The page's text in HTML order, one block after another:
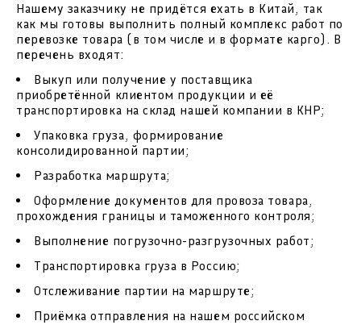
Нашему заказчику не придётся ехать в Китай, так
как мы готовы выполнить полный комплекс работ по
перевозке товара (в том числе и в формате карго). В
перечень входят:
Выкуп или получение у поставщика
приобретённой клиентом продукции и её
транспортировка на склад нашей компании в КНР;
Упаковка груза, формирование
консолидированной партии;
Разработка маршрута;
Оформление документов для провоза товара,
прохождения границы и таможенного контроля;
Выполнение погрузочно-разгрузочных работ;
Транспортировка груза в Россию;
Отслеживание партии на маршруте;
Приёмка отправления на нашем российском